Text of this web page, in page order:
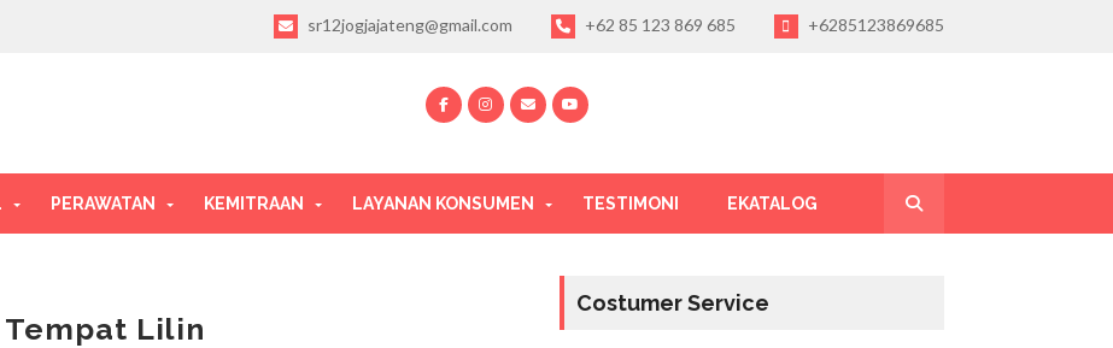
sr12jogjajateng@gmail.com +62 85 123 869 685 +6285123869685
PERAWATAN KEMITRAAN LAYANAN KONSUMEN TESTIMONI EKATALOG
Tempat Lilin
Costumer Service